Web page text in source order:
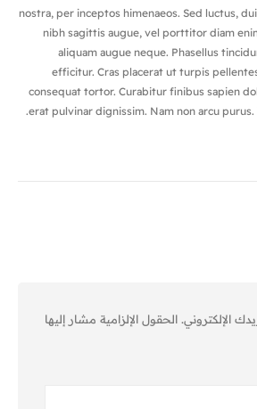
nostra, per inceptos himenaeos. Sed luctus,
nibh sagittis augue, vel porttitor diam
aliquam augue neque. Phasellus
efficitur. Cras placerat ut turpis
consequat tortor. Curabitur finibus sapien
erat pulvinar dignissim. Nam non arcu purus.
الإلكتروني. الحقول الإلزامية مشار إليها